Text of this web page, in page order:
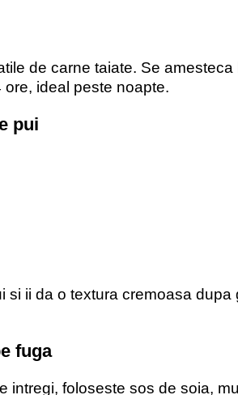
de carne taiate. Se amesteca
ideal peste noapte.
pui
ii da o textura cremoasa dupa
fuga
intregi, foloseste sos de soia,